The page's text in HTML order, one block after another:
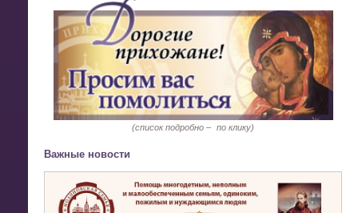
(список подробно – по клику)
Важные новости